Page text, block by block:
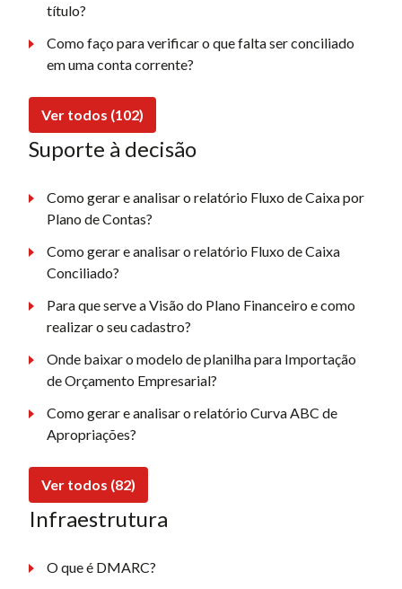
título?
Como faço para verificar o que falta ser conciliado
em uma conta corrente?
Ver todos (102)
Suporte à decisão
Como gerar e analisar o relatório Fluxo de Caixa por
Plano de Contas?
Como gerar e analisar o relatório Fluxo de Caixa
Conciliado?
Para que serve a Visão do Plano Financeiro e como
realizar o seu cadastro?
Onde baixar o modelo de planilha para Importação
de Orçamento Empresarial?
Como gerar e analisar o relatório Curva ABC de
Apropriações?
Ver todos (82)
Infraestrutura
O que é DMARC?